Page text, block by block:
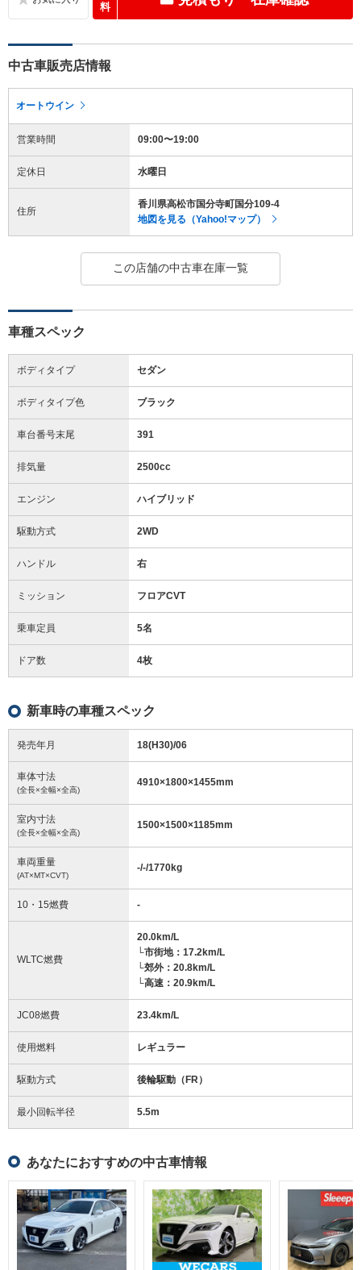
料
中古車販売店情報
オートウイン
営業時間 09:00〜19:00
定休日 水曜日
住所
香川県高松市国分寺町国分109-4
地図を見る（Yahoo!マップ）
この店舗の中古車在庫一覧
車種スペック
ボディタイプ セダン
ボディタイプ色 ブラック
車台番号末尾 391
排気量 2500cc
エンジン ハイブリッド
駆動方式 2WD
ハンドル 右
ミッション フロアCVT
乗車定員 5名
ドア数 4枚
新車時の車種スペック
発売年月 18(H30)/06
車体寸法
(全長×全幅×全高)
4910×1800×1455mm
室内寸法
(全長×全幅×全高)
1500×1500×1185mm
車両重量
(AT×MT×CVT)
-/-/1770kg
10・15燃費 -
WLTC燃費
20.0km/L
└市街地：17.2km/L
└郊外：20.8km/L
└高速：20.9km/L
JC08燃費 23.4km/L
使用燃料 レギュラー
駆動方式 後輪駆動（FR）
最小回転半径 5.5m
あなたにおすすめの中古車情報